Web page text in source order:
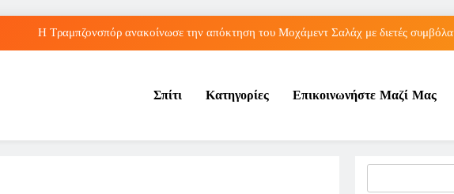
Η Τραμπζονσπόρ ανακοίνωσε την απόκτηση του Μοχάμεντ Σαλάχ με διετές
Τορόντο: Αποκλεισμός για τη Σάκκαρη από την Γκοφ στον τρίτο
Η Τραμπζονσπόρ ανακοίνωσε την απόκτηση του Μοχάμεντ Σαλάχ με διετές
Σπίτι Κατηγορίες Επικοινωνήστε Μαζί Μας